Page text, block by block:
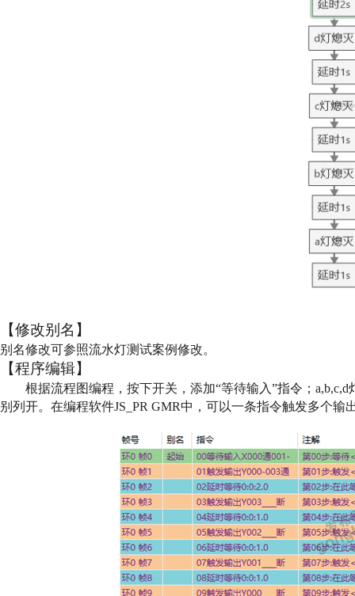
【修改别名】
别名修改可参照流水灯测试案例修改。
【程序编辑】
根据流程图编程，按下开关，添加“等待输入”指令；a,b,c,d
别列开。在编程软件JS_PR GMR中，可以一条指令触发多个输